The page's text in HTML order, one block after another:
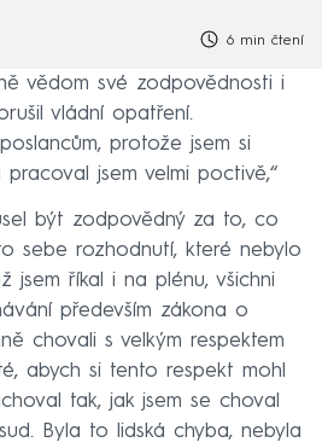
6 min čtení
vědom své zodpovědnosti i
vládní opatření.
protože jsem si
jsem velmi poctivě,“
být zodpovědný za to, co
sebe rozhodnutí, které nebylo
jsem říkal i na plénu, všichni
především zákona o
chovali s velkým respektem
abych si tento respekt mohl
tak, jak jsem se choval
Byla to lidská chyba, nebyla